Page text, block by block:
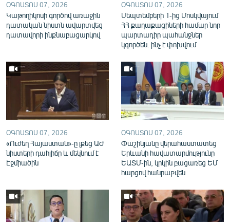
«Ազատության» բոլոր կայքերը
ՕԳՈՍՏՈՍ 07, 2026
Կաթողիկոսի գործով առաջին
դատական նիստն ավարտվեց
դատավորի ինքնաբացարկով
ՕԳՈՍՏՈՍ 07, 2026
Սեպտեմբերի 1-ից Մոսկվայում
ՀՀ քաղաքացիների համար նոր
պարտադիր պահանջներ
կգործեն. ինչ է փոխվում
ՕԳՈՍՏՈՍ 07, 2026
«Ուժեղ Հայաստան»-ը լքեց ԱԺ
նիստերի դահլիճը և մեկնում է
Էջմիածին
ՕԳՈՍՏՈՍ 07, 2026
Փաշինյանը վերահաստատեց
Երևանի հավատարմությունը
ԵԱՏՄ-ին, կրկին բացառեց ԵՄ
հարցով հանրաքվեն